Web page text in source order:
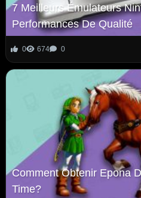
7 Meilleurs Émulateurs
Performances De Qualité
0 674 0
Comment Obtenir Epona
Time?